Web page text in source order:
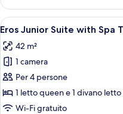
Suite
with
Spa
Apri
tutte
le
foto
per
Eros
Junior
9
Eros Junior Suite with Spa
42 m²
1 camera
Per 4 persone
1 letto queen e 1 divano
Wi-Fi gratuito